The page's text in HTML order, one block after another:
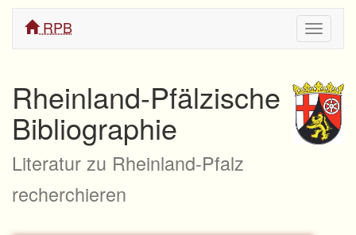
ein/
RPB
Rheinland-Pfälzische
Bibliographie
Literatur zu Rheinland-Pfalz
recherchieren